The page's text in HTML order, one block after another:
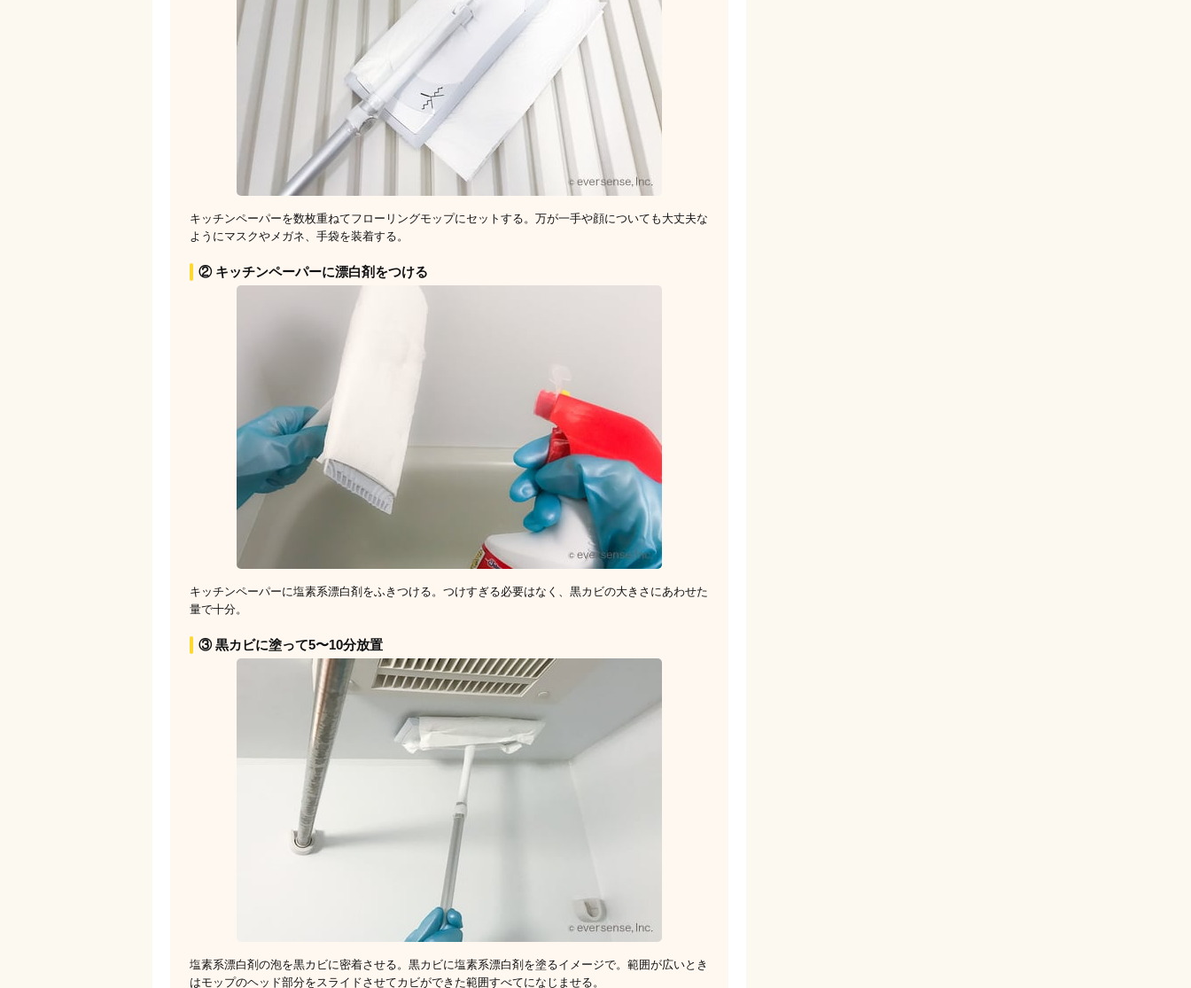
キッチンペーパーを数枚重ねてフローリングモップにセットする。万が一手や顔についても大丈夫な
ようにマスクやメガネ、手袋を装着する。
② キッチンペーパーに漂白剤をつける
キッチンペーパーに塩素系漂白剤をふきつける。つけすぎる必要はなく、黒カビの大きさにあわせた
量で十分。
③ 黒カビに塗って5〜10分放置
塩素系漂白剤の泡を黒カビに密着させる。黒カビに塩素系漂白剤を塗るイメージで。範囲が広いとき
はモップのヘッド部分をスライドさせてカビができた範囲すべてになじませる。